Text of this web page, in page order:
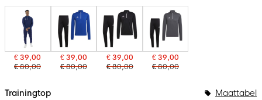
€ 39,00
€ 80,00
€ 39,00
€ 80,00
€ 39,00
€ 80,00
€ 39,00
€ 80,00
Trainingtop Maattabel